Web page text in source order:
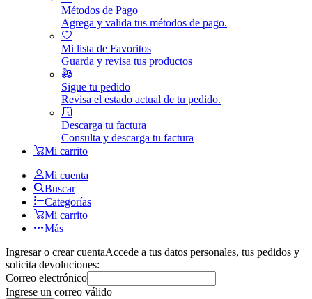
Métodos de Pago
Agrega y valida tus métodos de pago.
Mi lista de Favoritos
Guarda y revisa tus productos
Sigue tu pedido
Revisa el estado actual de tu pedido.
Descarga tu factura
Consulta y descarga tu factura
Mi carrito
Mi cuenta
Buscar
Categorías
Mi carrito
Más
Ingresar o crear cuentaAccede a tus datos personales, tus pedidos y
solicita devoluciones:
Correo electrónico
Ingrese un correo válido